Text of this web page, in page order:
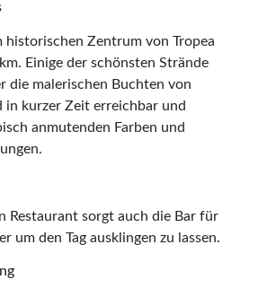
historischen Zentrum von Tropea
Einige der schönsten Strände
die malerischen Buchten von
in kurzer Zeit erreichbar und
anmutenden Farben und
Restaurant sorgt auch die Bar für
um den Tag ausklingen zu lassen.